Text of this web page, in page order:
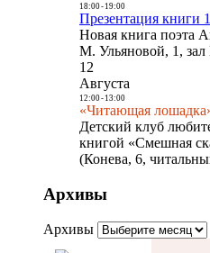
18:00- 19:00
Презентация книги
Новая книга поэта
М. Ульяновой, 1,
12
Августа
12:00- 13:00
«Читающая
Детский клуб
книгой «Смешная
(Конева, 6,
Архивы
Архивы